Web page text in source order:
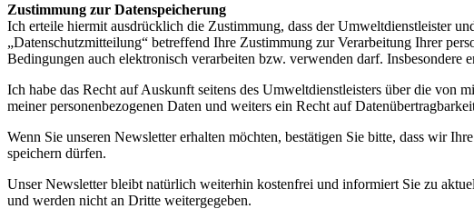
Zustimmung zur Datenspeicherung
Ich erteile hiermit ausdrücklich die Zustimmung, dass der Umweltdienstleister
„Datenschutzmitteilung“ betreffend Ihre Zustimmung zur Verarbeitung Ihrer
Bedingungen auch elektronisch verarbeiten bzw. verwenden darf.
Ich habe das Recht auf Auskunft seitens des Umweltdienstleisters über die von
meiner personenbezogenen Daten und weiters ein Recht auf
Wenn Sie unseren Newsletter erhalten möchten, bestätigen Sie bitte, dass wir
speichern dürfen.
Unser Newsletter bleibt natürlich weiterhin kostenfrei und informiert Sie zu
und werden nicht an Dritte weitergegeben.